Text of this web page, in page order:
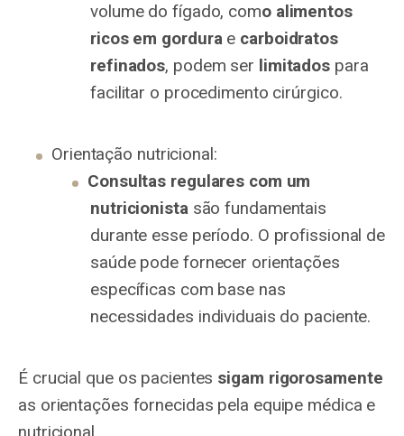
volume do fígado, como alimentos
ricos em gordura e carboidratos
refinados, podem ser limitados para
facilitar o procedimento cirúrgico.
Orientação nutricional:
Consultas regulares com um
nutricionistasão fundamentais
durante esse período. O profissional de
saúde pode fornecer orientações
específicas com base nas
necessidades individuais do paciente.
É crucial que os pacientes sigam rigorosamente
as orientações fornecidas pela equipe médica e
nutricional.